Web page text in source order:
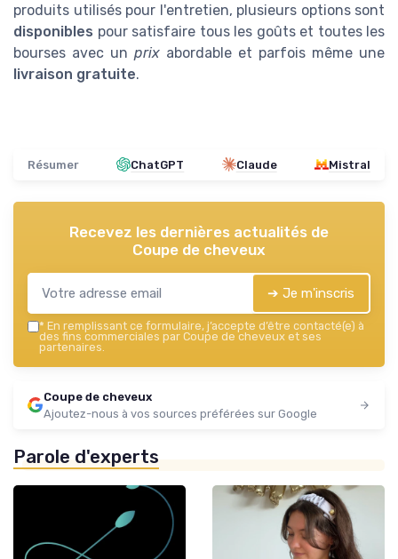
produits utilisés pour l'entretien, plusieurs options sont
disponibles pour satisfaire tous les goûts et toutes les
bourses avec un prix abordable et parfois même une
livraison gratuite.
Résumer ChatGPT Claude Mistral
Recevez les dernières actualités de
Coupe de cheveux
➔ Je m'inscris
* En remplissant ce formulaire, j’accepte d’être contacté(e) à
des fins commerciales par Coupe de cheveux et ses
partenaires.
Coupe de cheveux
Ajoutez-nous à vos sources préférées sur Google
Parole d'experts